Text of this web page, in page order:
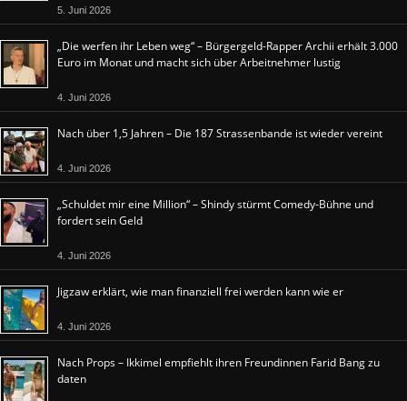
5. Juni 2026
„Die werfen ihr Leben weg“ – Bürgergeld-Rapper Archii erhält 3.000
Euro im Monat und macht sich über Arbeitnehmer lustig
4. Juni 2026
Nach über 1,5 Jahren – Die 187 Strassenbande ist wieder vereint
4. Juni 2026
„Schuldet mir eine Million“ – Shindy stürmt Comedy-Bühne und
fordert sein Geld
4. Juni 2026
Jigzaw erklärt, wie man finanziell frei werden kann wie er
4. Juni 2026
Nach Props – Ikkimel empfiehlt ihren Freundinnen Farid Bang zu
daten